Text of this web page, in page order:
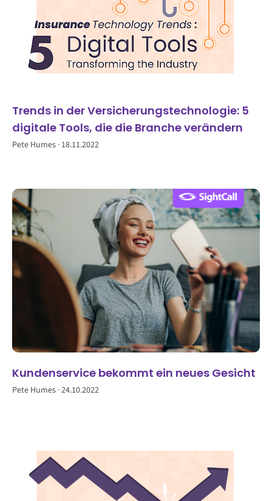
Trends in der Versicherungstechnologie: 5
digitale Tools, die die Branche verändern
Pete Humes 18.11.2022
Kundenservice bekommt ein neues Gesicht
Pete Humes 24.10.2022